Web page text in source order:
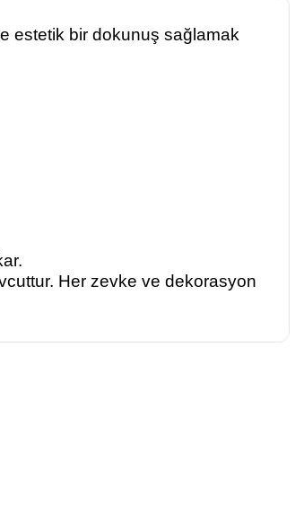
estetik bir dokunuş sağlamak
Her zevke ve dekorasyon